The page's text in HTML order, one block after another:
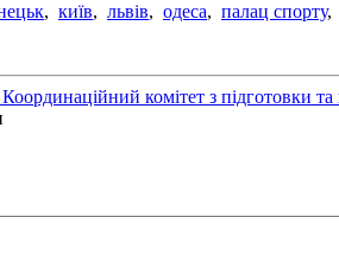
, київ, львів, одеса, палац спорту,
комітет з підготовки